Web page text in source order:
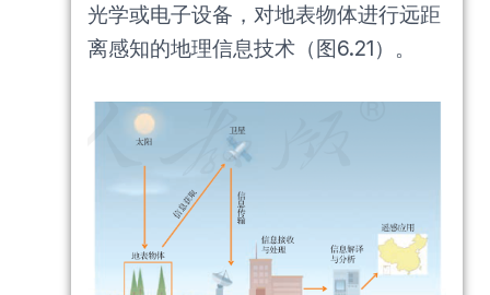
光学或电子设备，对地表物体进行远距
离感知的地理信息技术（图6.21）。